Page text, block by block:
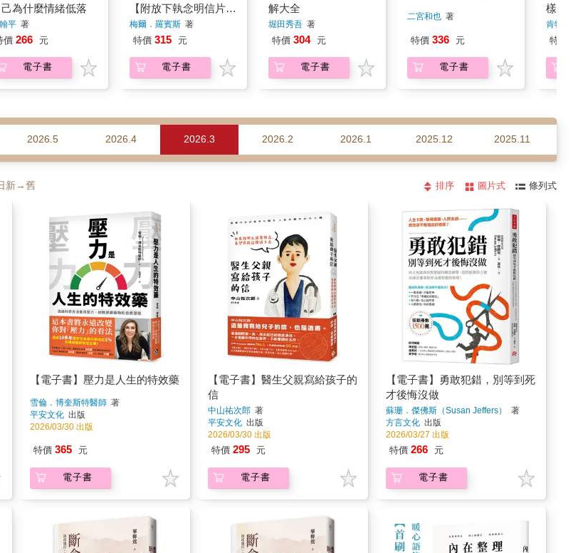
己為什麼情緒低落
平著
價 266 元
電子書
【附放下執念明信片
圖】
梅爾．羅賓斯著
特價 315 元
電子書
解大全
堀田秀吾著
特價 304 元
電子書
二宮和也著
特價 336 元
電子書
樣的大
滿睿智
嚀
肯特．納
特價
2026.5 2026.4 2026.3 2026.2 2026.1 2025.12 2025.11
新→舊 排序 圖片式 條列式
【電子書】壓力是人生的特效藥
雪倫．博奎斯特醫師 著
平安文化 出版
2026/03/30 出版
特價 365 元
電子書
【電子書】醫生父親寫給孩子的
信
中山祐次郎 著
平安文化 出版
2026/03/30 出版
特價 295 元
電子書
【電子書】勇敢犯錯，別等到死
才後悔沒做
蘇珊．傑佛斯（Susan Jeffers）
著
方言文化 出版
2026/03/27 出版
特價 266 元
電子書